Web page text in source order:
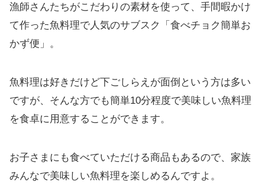
漁師さんたちがこだわりの素材を使って、手間暇かけ
て作った魚料理で人気のサブスク「食べチョク簡単お
かず便」。
魚料理は好きだけど下ごしらえが面倒という方は多い
ですが、そんな方でも簡単10分程度で美味しい魚料理
を食卓に用意することができます。
お子さまにも食べていただける商品もあるので、家族
みんなで美味しい魚料理を楽しめるんですよ。